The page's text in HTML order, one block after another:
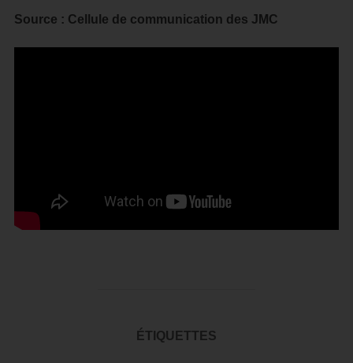
Source : Cellule de communication des JMC
ÉTIQUETTES